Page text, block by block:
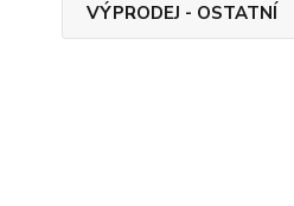
VÝPRODEJ - OSTATNÍ